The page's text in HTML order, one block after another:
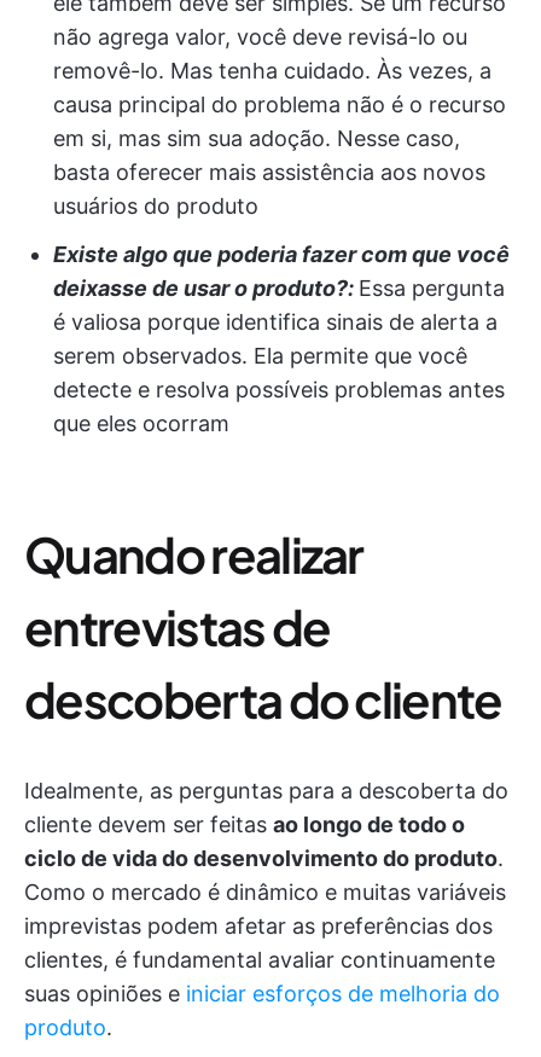
não agrega valor, você deve revisá-lo ou
removê-lo. Mas tenha cuidado. Às vezes, a
causa principal do problema não é o recurso
em si, mas sim sua adoção. Nesse caso,
basta oferecer mais assistência aos novos
usuários do produto
Existe algo que poderia fazer com que você
deixasse de usar o produto?: Essa pergunta
é valiosa porque identifica sinais de alerta a
serem observados. Ela permite que você
detecte e resolva possíveis problemas antes
que eles ocorram
Quando realizar
entrevistas de
descoberta do cliente
Idealmente, as perguntas para a descoberta do
cliente devem ser feitas ao longo de todo o
ciclo de vida do desenvolvimento do produto.
Como o mercado é dinâmico e muitas variáveis
imprevistas podem afetar as preferências dos
clientes, é fundamental avaliar continuamente
suas opiniões e iniciar esforços de melhoria do
produto.